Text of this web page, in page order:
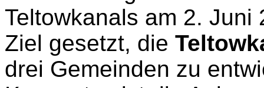
Teltowkanals am 2. Juni
Ziel gesetzt, die
drei Gemeinden zu